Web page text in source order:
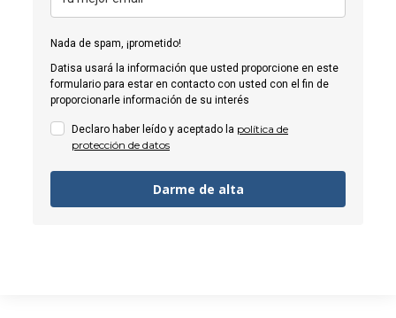
Nada de spam, ¡prometido!
Datisa usará la información que usted proporcione en este
formulario para estar en contacto con usted con el fin de
proporcionarle información de su interés
Declaro haber leído y aceptado la política de
protección de datos
Darme de alta